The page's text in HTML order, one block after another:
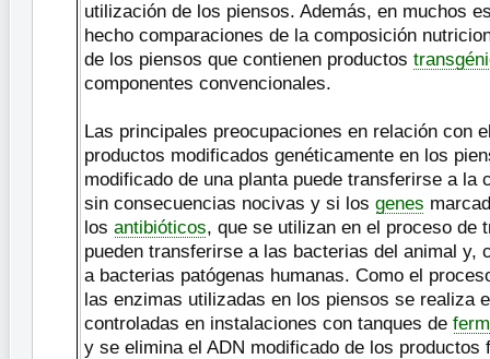
utilización de los piensos. Además, en muchos
hecho comparaciones de la composición
de los piensos que contienen productos
componentes convencionales.
Las principales preocupaciones en relación con
productos modificados genéticamente en los
modificado de una planta puede transferirse a la
sin consecuencias nocivas y si los genes
los antibióticos, que se utilizan en el proceso de
pueden transferirse a las bacterias del animal y,
a bacterias patógenas humanas. Como el
las enzimas utilizadas en los piensos se realiza
controladas en instalaciones con tanques de
y se elimina el ADN modificado de los productos